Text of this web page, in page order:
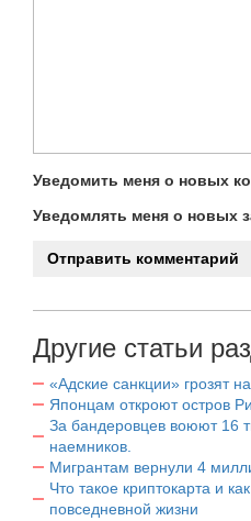
Уведомить меня о новых
Уведомлять меня о новых
Другие статьи
«Адские санкции» грозят
Японцам откроют остров
За бандеровцев воюют 16
наемников.
Мигрантам вернули 4
Что такое криптокарта и
повседневной жизни